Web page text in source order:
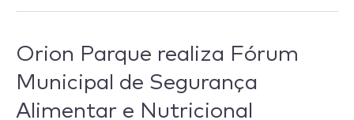
Orion Parque realiza Fórum
Municipal de Segurança
Alimentar e Nutricional
Orion
realiza
Fórum